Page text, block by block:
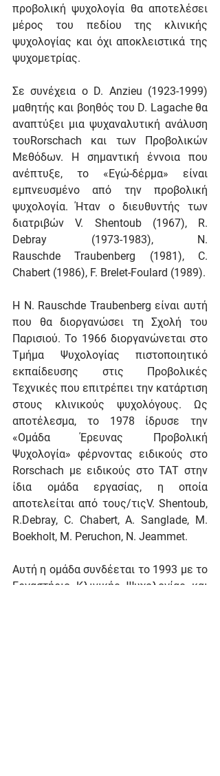
προβολική ψυχολογία θα αποτελέσει
μέρος του πεδίου της κλινικής
ψυχολογίας και όχι αποκλειστικά της
ψυχομετρίας.
Σε συνέχεια ο D. Anzieu (1923-1999)
μαθητής και βοηθός του D. Lagache θα
αναπτύξει μια ψυχαναλυτική ανάλυση
τουRorschach και των Προβολικών
Μεθόδων. Η σημαντική έννοια που
ανέπτυξε, το «Εγώ-δέρμα» είναι
εμπνευσμένο από την προβολική
ψυχολογία. Ήταν ο διευθυντής των
διατριβών V. Shentoub (1967), R.
Debray (1973-1983), N.
Rauschde Traubenberg (1981), C.
Chabert (1986), F. Brelet-Foulard (1989).
Η N. Rauschde Traubenberg είναι αυτή
που θα διοργανώσει τη Σχολή του
Παρισιού. Το 1966 διοργανώνεται στο
Τμήμα Ψυχολογίας πιστοποιητικό
εκπαίδευσης στις Προβολικές
Τεχνικές που επιτρέπει την κατάρτιση
στους κλινικούς ψυχολόγους. Ως
αποτέλεσμα, το 1978 ίδρυσε την
«Ομάδα Έρευνας Προβολική
Ψυχολογία» φέρνοντας ειδικούς στο
Rorschach με ειδικούς στο ΤΑΤ στην
ίδια ομάδα εργασίας, η οποία
αποτελείται από τους/τιςV. Shentoub,
R.Debray, C. Chabert, Α. Sanglade, Μ.
Boekholt, Μ. Peruchon, Ν. Jeammet.
Αυτή η ομάδα συνδέεται το 1993 με το
Εργαστήριο Κλινικής Ψυχολογίας και